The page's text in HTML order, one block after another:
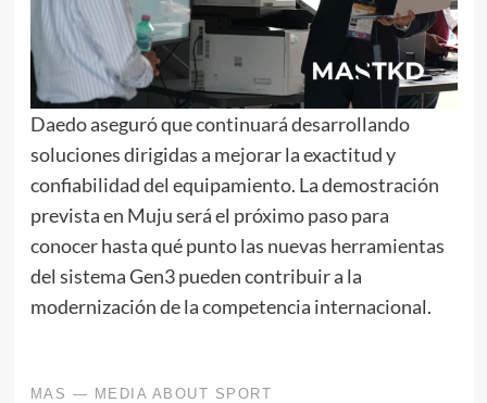
Daedo aseguró que continuará desarrollando
soluciones dirigidas a mejorar la exactitud y
confiabilidad del equipamiento. La demostración
prevista en Muju será el próximo paso para
conocer hasta qué punto las nuevas herramientas
del sistema Gen3 pueden contribuir a la
modernización de la competencia internacional.